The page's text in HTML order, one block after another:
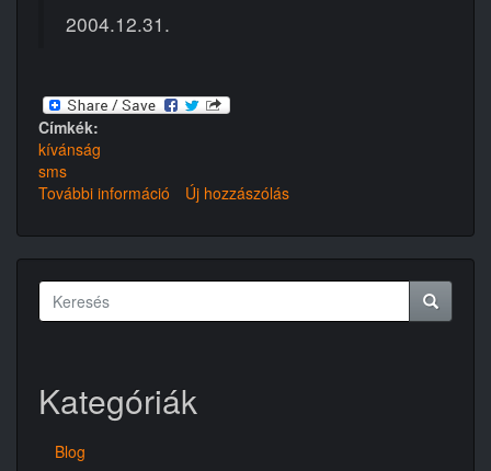
2004.12.31.
Címkék:
kívánság
sms
További információ Buék
tartalommal
kapcsolatosan
Új hozzászólás
Keresés
űrlap
Kategóriák
Blog